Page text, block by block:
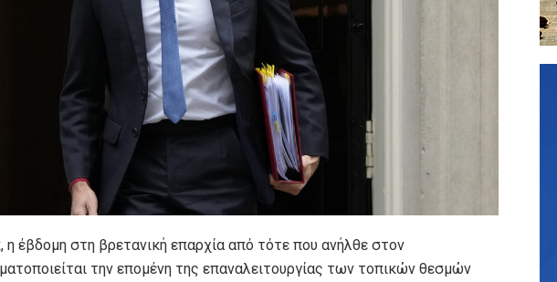
η έβδομη στη βρετανική επαρχία από τότε που ανήλθε στον
την επομένη της επαναλειτουργίας των τοπικών θεσμών